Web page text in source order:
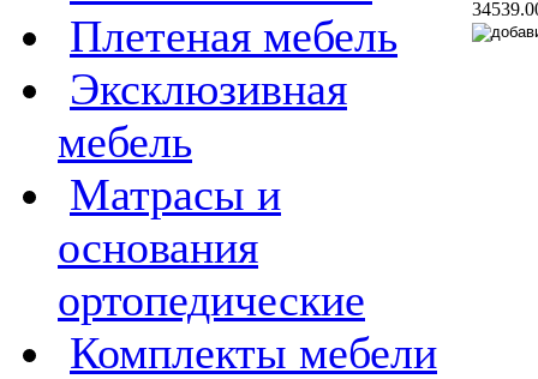
Плетеная мебель
Эксклюзивная
мебель
Матрасы и
основания
ортопедические
Комплекты мебели